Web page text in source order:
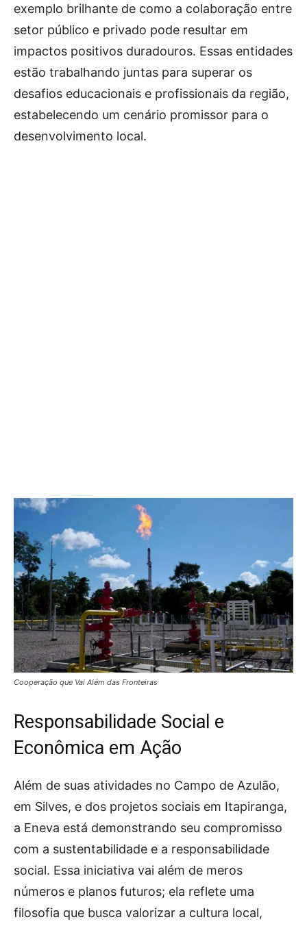
exemplo brilhante de como a colaboração entre
setor público e privado pode resultar em
impactos positivos duradouros. Essas entidades
estão trabalhando juntas para superar os
desafios educacionais e profissionais da região,
estabelecendo um cenário promissor para o
desenvolvimento local.
Cooperação que Vai Além das Fronteiras
Responsabilidade Social e
Econômica em Ação
Além de suas atividades no Campo de Azulão,
em Silves, e dos projetos sociais em Itapiranga,
a Eneva está demonstrando seu compromisso
com a sustentabilidade e a responsabilidade
social. Essa iniciativa vai além de meros
números e planos futuros; ela reflete uma
filosofia que busca valorizar a cultura local,